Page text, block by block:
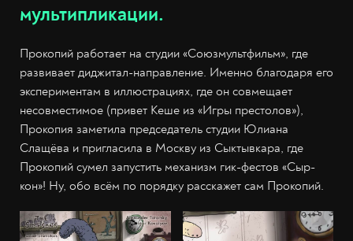
мультипликации.
Прокопий работает на студии «Союзмультфильм», где
развивает диджитал-направление. Именно благодаря его
экспериментам в иллюстрациях, где он совмещает
несовместимое (привет Кеше из «Игры престолов»),
Прокопия заметила председатель студии Юлиана
Слащёва и пригласила в Москву из Сыктывкара, где
Прокопий сумел запустить механизм гик-фестов «Сыр-
кон»! Ну, обо всём по порядку расскажет сам Прокопий.